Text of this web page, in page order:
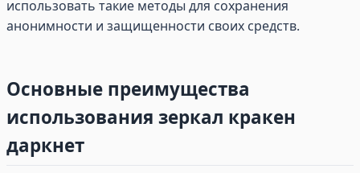
использовать такие методы для сохранения
анонимности и защищенности своих средств.
Основные преимущества
использования зеркал кракен
даркнет